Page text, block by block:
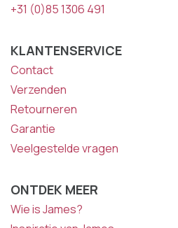
+31 (0)85 1306 491
KLANTENSERVICE
Contact
Verzenden
Retourneren
Garantie
Veelgestelde vragen
ONTDEK MEER
Wie is James?